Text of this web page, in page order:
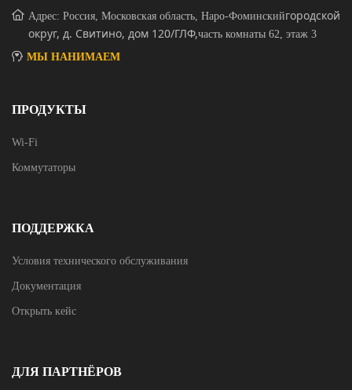
Адрес: Россия, Московская область, Наро-Фоминскийгородской
округ, д. Свитино, дом 120/ГЛФ,часть комнаты 62, этаж 3
МЫ НАНИМАЕМ
ПРОДУКТЫ
Wi-Fi
Коммутаторы
ПОДДЕРЖКА
Условия технического обслуживания
Документация
Открыть кейс
ДЛЯ ПАРТНЁРОВ